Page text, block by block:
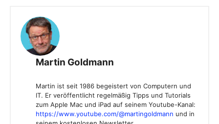
Martin Goldmann
Martin ist seit 1986 begeistert von Computern und
IT. Er veröffentlicht regelmäßig Tipps und Tutorials
zum Apple Mac und iPad auf seinem Youtube-Kanal:
https://www.youtube.com/@martingoldmann und in